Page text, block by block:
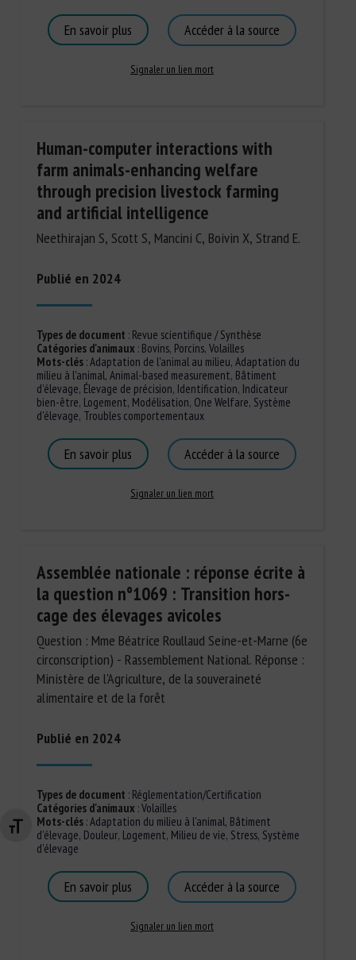
Changer la taille de la police
En savoir plus Accéder à la source
Signaler un lien mort
Human-computer interactions with
farm animals-enhancing welfare
through precision livestock farming
and artificial intelligence
Neethirajan S, Scott S, Mancini C, Boivin X, Strand E.
Publié en 2024
Types de document : Revue scientifique / Synthèse
Catégories d'animaux : Bovins, Porcins, Volailles
Mots-clés:Adaptation de l'animal au milieu, Adaptation du
milieu à l'animal, Animal-based measurement, Bâtiment
d'élevage, Élevage de précision, Identification, Indicateur
bien-être, Logement, Modélisation, One Welfare, Système
d'élevage, Troubles comportementaux
En savoir plus Accéder à la source
Signaler un lien mort
Assemblée nationale : réponse écrite à
la question n°1069 : Transition hors-
cage des élevages avicoles
Question : Mme Béatrice Roullaud Seine-et-Marne (6e
circonscription) - Rassemblement National. Réponse :
Ministère de l'Agriculture, de la souveraineté
alimentaire et de la forêt
Publié en 2024
Types de document : Réglementation/Certification
Catégories d'animaux :Volailles
Mots-clés:Adaptation du milieu à l'animal, Bâtiment
d'élevage, Douleur, Logement, Milieu de vie, Stress, Système
d'élevage
En savoir plus Accéder à la source
Signaler un lien mort